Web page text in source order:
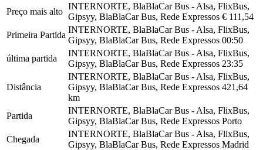
Preço mais alto
INTERNORTE, BlaBlaCar Bus - Alsa, FlixBus,
Gipsyy, BlaBlaCar Bus, Rede Expressos € 111,54
Primeira Partida
INTERNORTE, BlaBlaCar Bus - Alsa, FlixBus,
Gipsyy, BlaBlaCar Bus, Rede Expressos 00:50
última partida
INTERNORTE, BlaBlaCar Bus - Alsa, FlixBus,
Gipsyy, BlaBlaCar Bus, Rede Expressos 23:35
Distância
INTERNORTE, BlaBlaCar Bus - Alsa, FlixBus,
Gipsyy, BlaBlaCar Bus, Rede Expressos 421,64
km
Partida
INTERNORTE, BlaBlaCar Bus - Alsa, FlixBus,
Gipsyy, BlaBlaCar Bus, Rede Expressos Porto
Chegada
INTERNORTE, BlaBlaCar Bus - Alsa, FlixBus,
Gipsyy, BlaBlaCar Bus, Rede Expressos Madrid